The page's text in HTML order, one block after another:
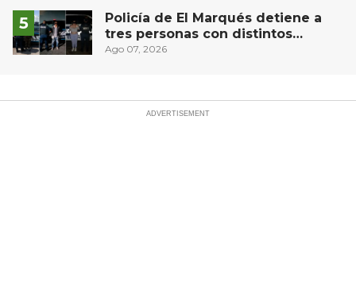
Policía de El Marqués detiene a
tres personas con distintos
narcóticos
Ago 07, 2026